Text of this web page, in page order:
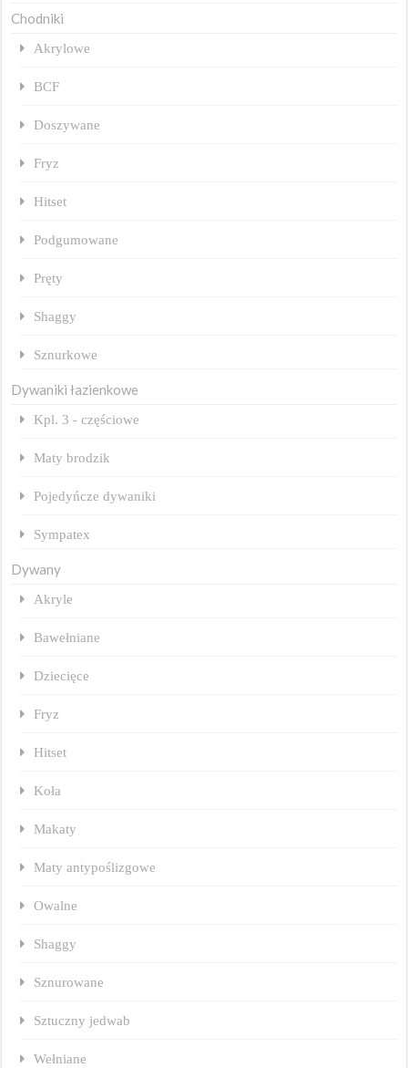
Chodniki
Akrylowe
BCF
Doszywane
Fryz
Hitset
Podgumowane
Pręty
Shaggy
Sznurkowe
Dywaniki łazienkowe
Kpl. 3 - częściowe
Maty brodzik
Pojedyńcze dywaniki
Sympatex
Dywany
Akryle
Bawełniane
Dziecięce
Fryz
Hitset
Koła
Makaty
Maty antypoślizgowe
Owalne
Shaggy
Sznurowane
Sztuczny jedwab
Wełniane